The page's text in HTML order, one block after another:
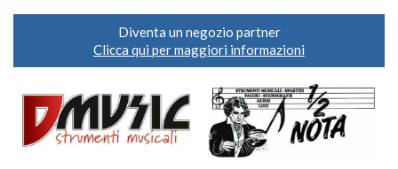
Diventa un negozio partner
Clicca qui per maggiori informazioni